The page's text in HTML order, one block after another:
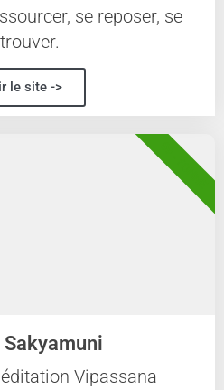
se reposer, se
le site ->
Sakyamuni
Vipassana
89 - YONNE